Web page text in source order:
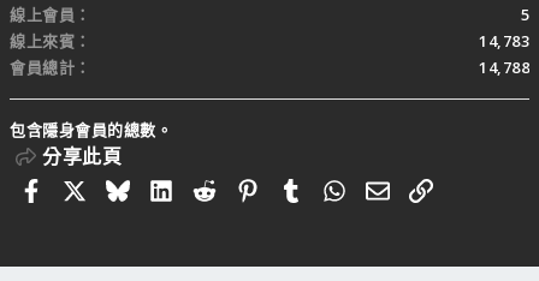
線上會員
5
線上來賓
14,783
會員總計
14,788
包含隱身會員的總數。
分享此頁
FacebookBlueskyLinkedIn
RedditPinterestTumblrWhatsApp
電子郵件
連結